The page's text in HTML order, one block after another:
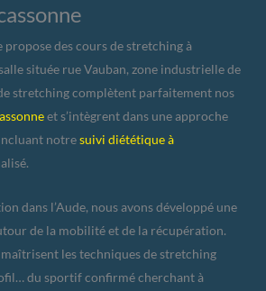
propose des cours de stretching à
située rue Vauban, zone industrielle de
stretching complètent parfaitement nos
et s’intègrent dans une approche
notresuivi diététique à
dans l’Aude, nous avons développé une
de la mobilité et de la récupération.
les techniques de stretching
du sportif confirmé cherchant à